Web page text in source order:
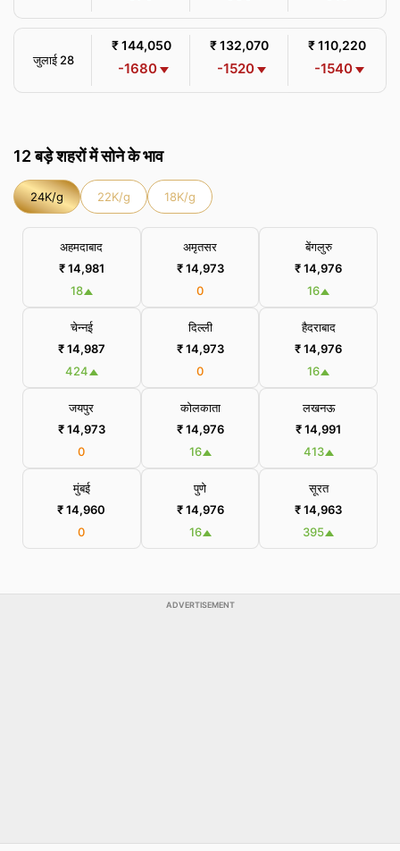
जुलाई 28
₹ 144,050
-1680
₹ 132,070
-1520
₹ 110,220
-1540
12 बड़े शहरों में सोने के भाव
24K/g 22K/g 18K/g
अहमदाबाद
₹ 14,981
18
अमृतसर
₹ 14,973
0
बेंगलुरु
₹ 14,976
16
चेन्नई
₹ 14,987
424
दिल्ली
₹ 14,973
0
हैदराबाद
₹ 14,976
16
जयपुर
₹ 14,973
0
कोलकाता
₹ 14,976
16
लखनऊ
₹ 14,991
413
मुंबई
₹ 14,960
0
पुणे
₹ 14,976
16
सूरत
₹ 14,963
395
ADVERTISEMENT